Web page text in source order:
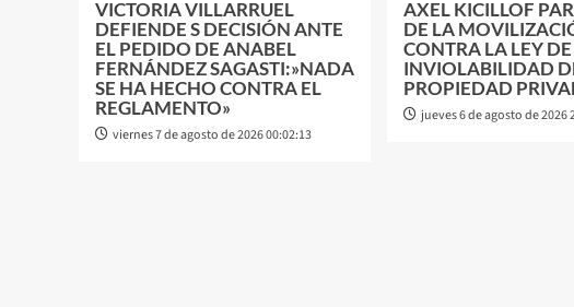
VICTORIA VILLARRUEL
DEFIENDE S DECISIÓN ANTE
EL PEDIDO DE ANABEL
FERNÁNDEZ SAGASTI:»NADA
SE HA HECHO CONTRA EL
REGLAMENTO»
viernes 7 de agosto de 2026 00:02:13
AXEL KICILLOF
DE LA
CONTRA LA LEY
INVIOLABILIDAD
PROPIEDAD
jueves 6 de agosto de 2026